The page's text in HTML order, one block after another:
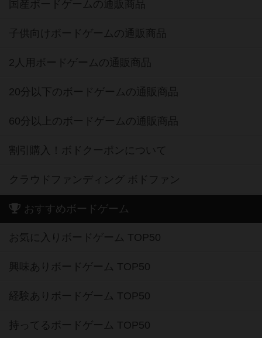
国産ボードゲームの通販商品
子供向けボードゲームの通販商品
2人用ボードゲームの通販商品
20分以下のボードゲームの通販商品
60分以上のボードゲームの通販商品
割引購入！ボドクーポンについて
クラウドファンディング ボドファン
おすすめボードゲーム
お気に入りボードゲーム TOP50
興味ありボードゲーム TOP50
経験ありボードゲーム TOP50
持ってるボードゲーム TOP50